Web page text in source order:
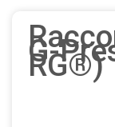
G-
RG®)